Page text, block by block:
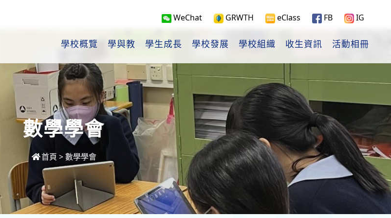
WeChat GRWTH eClass FB IG
學校概覽 學與教 學生成長 學校發展 學校組織 收生資訊 活動相冊
數學學會
首頁 > 數學學會